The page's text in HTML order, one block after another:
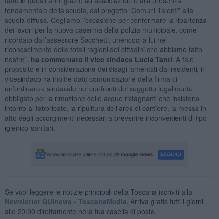
fondamentale della scuola, dal progetto “Comuni Talenti” alla
scuola diffusa. Cogliamo l’occasione per confermare la ripartenza
dei lavori per la nuova caserma della polizia municipale, come
ricordato dall’assessore Sacchetti, unendoci a lui nel
riconoscimento delle totali ragioni dei cittadini che abbiamo fatto
nostre”, ha commentato il vice sindaco Lucia Tanti . A tale
proposito e in considerazione dei disagi lamentati dai residenti, il
vicesindaco ha inoltre dato comunicazione della firma di
un’ordinanza sindacale nei confronti del soggetto legalmente
obbligato per la rimozione delle acque ristagnanti che insistono
intorno al fabbricato, la ripulitura dell’area di cantiere, la messa in
atto degli accorgimenti necessari a prevenire inconvenienti di tipo
igienico-sanitari.
Se vuoi leggere le notizie principali della Toscana iscriviti alla
Newsletter QUInews - ToscanaMedia. Arriva gratis tutti i giorni
alle 20:00 direttamente nella tua casella di posta.